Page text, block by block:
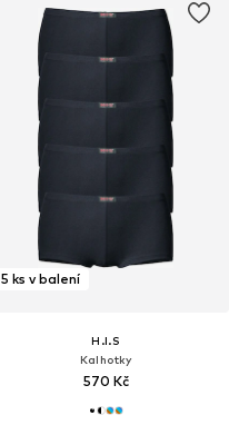
5 ks v balení
H.I.S
Kalhotky
570 Kč